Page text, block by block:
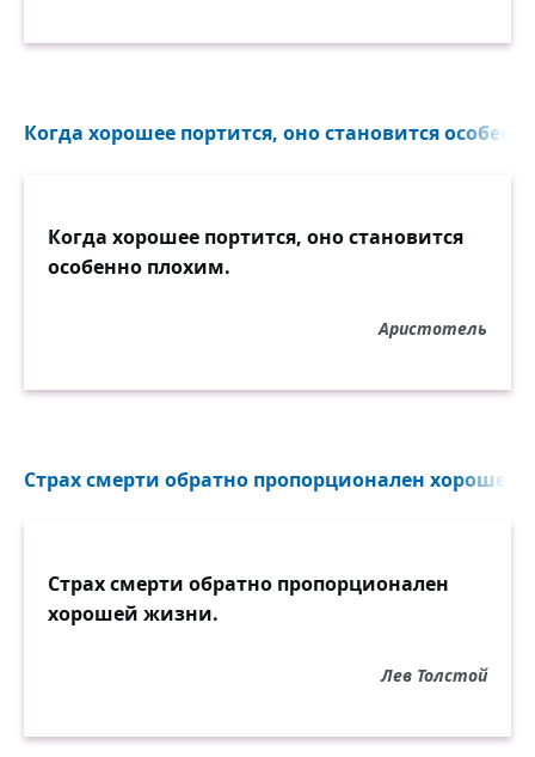
Когда хорошее портится, оно становится
Когда хорошее портится, оно становится
особенно плохим.
Аристотель
Страх смерти обратно пропорционален хорошей
Страх смерти обратно пропорционален
хорошей жизни.
Лев Толстой